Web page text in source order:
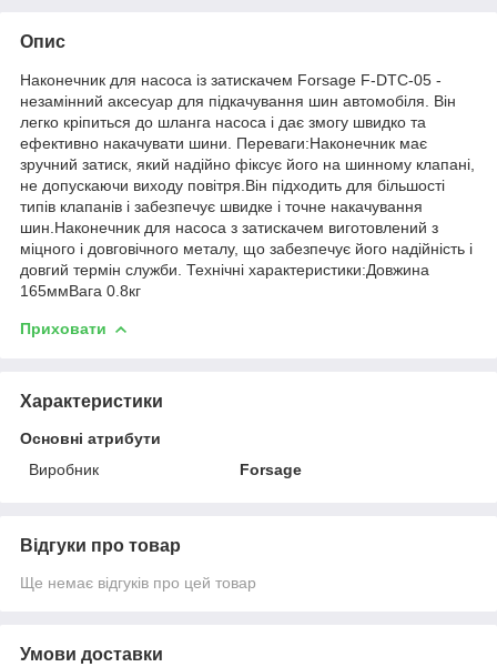
Опис
Наконечник для насоса із затискачем Forsage F-DTC-05 -
незамінний аксесуар для підкачування шин автомобіля. Він
легко кріпиться до шланга насоса і дає змогу швидко та
ефективно накачувати шини. Переваги:Наконечник має
зручний затиск, який надійно фіксує його на шинному клапані,
не допускаючи виходу повітря.Він підходить для більшості
типів клапанів і забезпечує швидке і точне накачування
шин.Наконечник для насоса з затискачем виготовлений з
міцного і довговічного металу, що забезпечує його надійність і
довгий термін служби. Технічні характеристики:Довжина
165ммВага 0.8кг
Приховати
Характеристики
Основні атрибути
Виробник
Forsage
Відгуки про товар
Ще немає відгуків про цей товар
Умови доставки